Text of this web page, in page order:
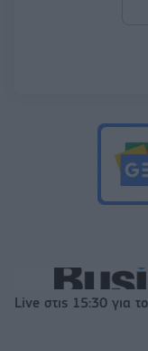
Live στις 15:30 για